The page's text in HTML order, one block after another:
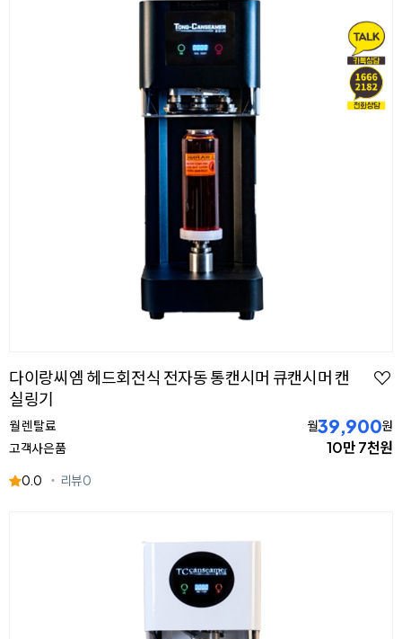
다이랑씨엠 헤드회전식 전자동 통캔시머 큐캔시머 캔
실링기
월 렌탈료 월39,900원
고객사은품
10만 7천원
0.0 리뷰0